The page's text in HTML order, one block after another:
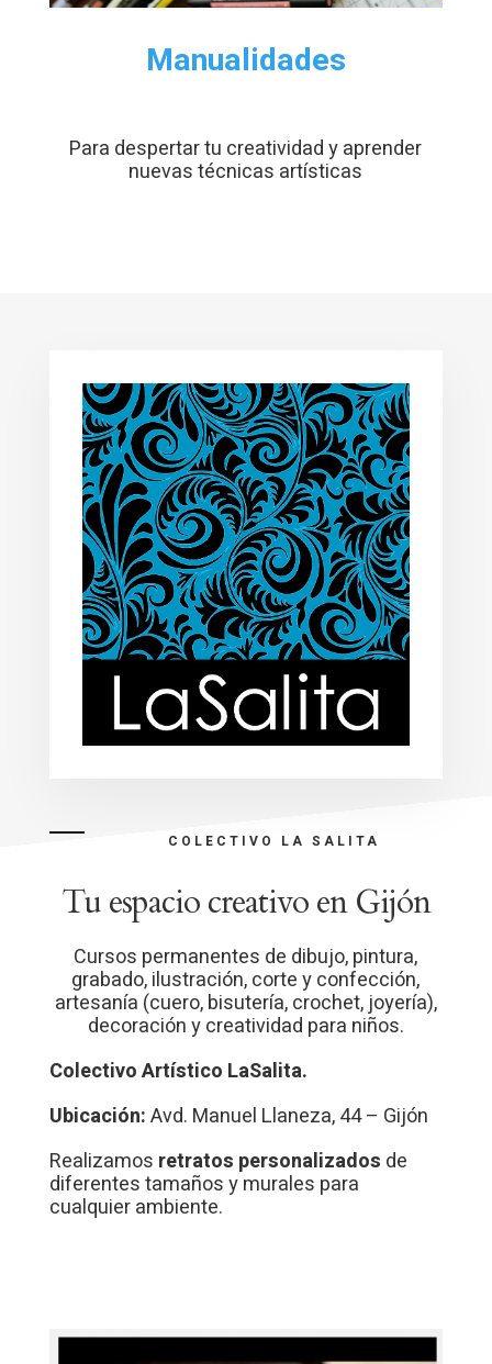
Manualidades
Para despertar tu creatividad y aprender
nuevas técnicas artísticas
COLECTIVO LA SALITA
Tu espacio creativo en Gijón
Cursos permanentes de dibujo, pintura,
grabado, ilustración, corte y confección,
artesanía (cuero, bisutería, crochet, joyería),
decoración y creatividad para niños.
Colectivo Artístico LaSalita.
Ubicación:Avd. Manuel Llaneza, 44 – Gijón
Realizamos retratos personalizados de
diferentes tamaños y murales para
cualquier ambiente.